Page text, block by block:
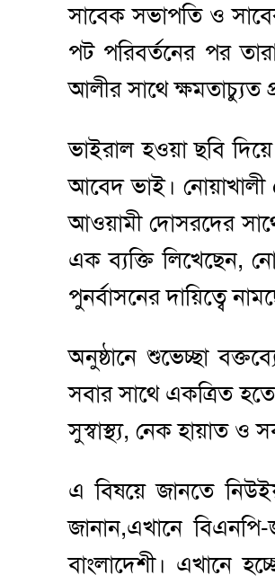
সাবেক সভাপতি ও
পট পরিবর্তনের পর
আলীর সাথে ক্ষমতাচ্যুত
ভাইরাল হওয়া ছবি
আবেদ ভাই।
আওয়ামী দোসরদের
এক ব্যক্তি লিখেছেন,
পুনর্বাসনের দায়িত্বে
অনুষ্ঠানে শুভেচ্ছা
সবার সাথে একত্রিত
সুস্বাস্থ্য, নেক হায়াত ও
এ বিষয়ে জানতে
জানান,এখানে
বাংলাদেশী। এখানে